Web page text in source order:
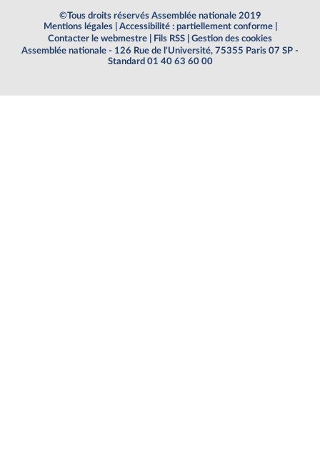
©Tous droits réservés Assemblée nationale 2019
Mentions légales
Accessibilité : partiellement conforme
Contacter le webmestre
Fils RSS
Gestion des cookies
Assemblée nationale - 126 Rue de l'Université, 75355 Paris 07 SP -
Standard 01 40 63 60 00